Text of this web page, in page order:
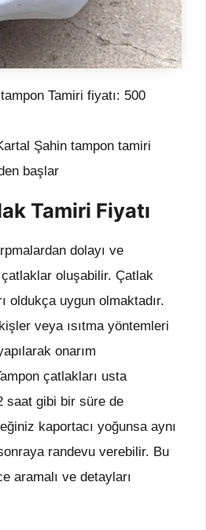
Tamiri fiyatı: 500
Şahin tampon tamiri
başlar
Tamiri Fiyatı
dolayı ve
oluşabilir. Çatlak
oldukça uygun olmaktadır.
veya ısıtma yöntemleri
onarım
çatlakları usta
saat gibi bir süre de
kaportacı yoğunsa aynı
randevu verebilir. Bu
aramalı ve detayları